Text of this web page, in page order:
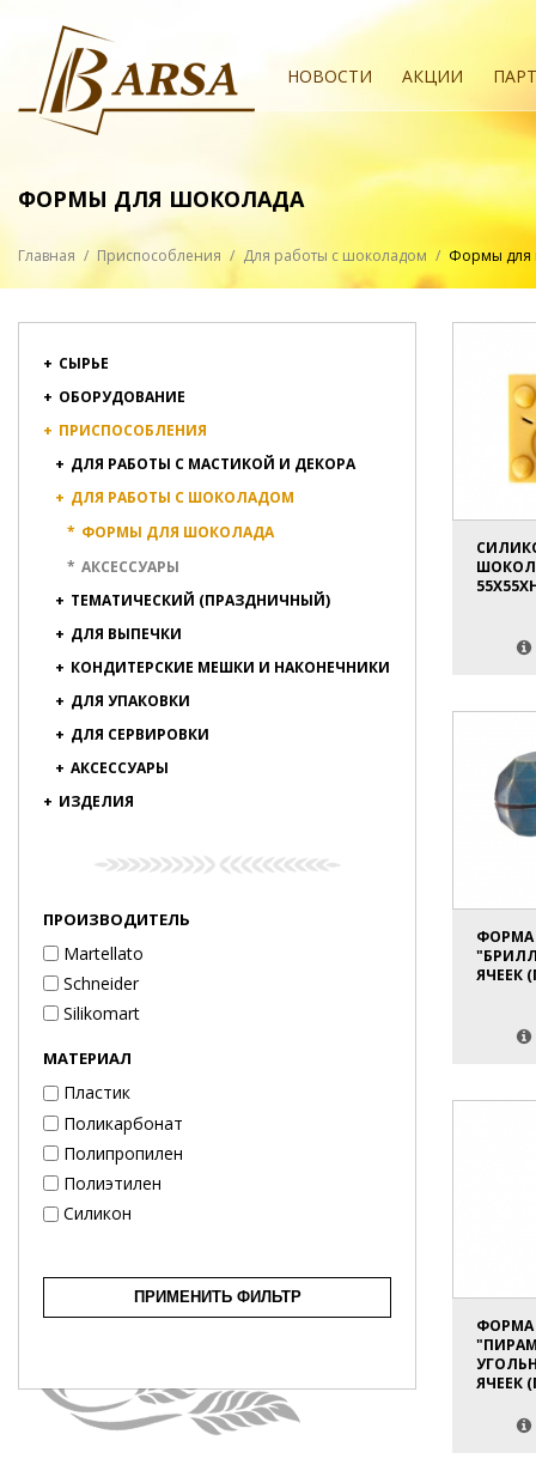
НОВОСТИ АКЦИИ
ФОРМЫ ДЛЯ ШОКОЛАДА
Главная / Приспособления / Для работы с шоколадом / Формы для
+ СЫРЬЕ
+ ОБОРУДОВАНИЕ
+ ПРИСПОСОБЛЕНИЯ
+ ДЛЯ РАБОТЫ С МАСТИКОЙ И ДЕКОРА
+ ДЛЯ РАБОТЫ С ШОКОЛАДОМ
* ФОРМЫ ДЛЯ ШОКОЛАДА
* АКСЕССУАРЫ
+ ТЕМАТИЧЕСКИЙ (ПРАЗДНИЧНЫЙ)
+ ДЛЯ ВЫПЕЧКИ
+ КОНДИТЕРСКИЕ МЕШКИ И НАКОНЕЧНИКИ
+ ДЛЯ УПАКОВКИ
+ ДЛЯ СЕРВИРОВКИ
+ АКСЕССУАРЫ
+ ИЗДЕЛИЯ
ПРОИЗВОДИТЕЛЬ
Martellato
Schneider
Silikomart
МАТЕРИАЛ
Пластик
Поликарбонат
Полипропилен
Полиэтилен
Силикон
ПРИМЕНИТЬ ФИЛЬТР
ФОРМА
ЯЧЕЕК
ФОРМА
ЯЧЕЕК